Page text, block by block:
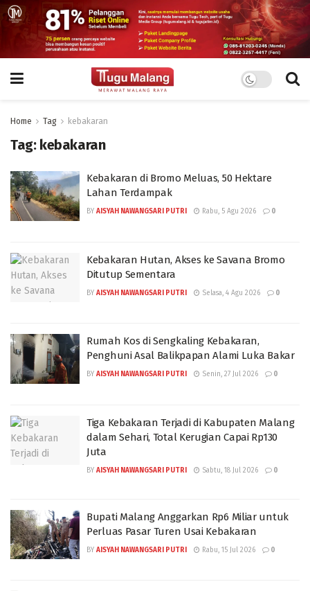
Home Tag kebakaran
Tag: kebakaran
Kebakaran di Bromo Meluas, 50 Hektare
Lahan Terdampak
BY AISYAH NAWANGSARI PUTRI Rabu, 5 Agu 2026 0
Kebakaran Hutan, Akses ke Savana Bromo
Ditutup Sementara
BY AISYAH NAWANGSARI PUTRI Selasa, 4 Agu 2026 0
Rumah Kos di Sengkaling Kebakaran,
Penghuni Asal Balikpapan Alami Luka Bakar
BY AISYAH NAWANGSARI PUTRI Senin, 27 Jul 2026 0
Tiga Kebakaran Terjadi di Kabupaten Malang
dalam Sehari, Total Kerugian Capai Rp130
Juta
BY AISYAH NAWANGSARI PUTRI Sabtu, 18 Jul 2026 0
Bupati Malang Anggarkan Rp6 Miliar untuk
Perluas Pasar Turen Usai Kebakaran
BY AISYAH NAWANGSARI PUTRI Rabu, 15 Jul 2026 0